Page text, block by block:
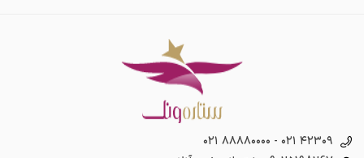
۰۲۱ ۸۸۸۸۰۰۰۰ - ۰۲۱ ۴۲۳۰۹